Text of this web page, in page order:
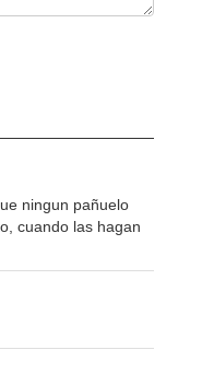
ningun pañuelo
cuando las hagan